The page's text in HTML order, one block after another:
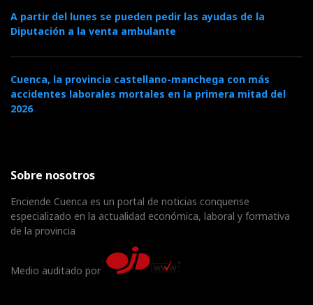
A partir del lunes se pueden pedir las ayudas de la
Diputación a la venta ambulante
Cuenca, la provincia castellano-manchega con más
accidentes laborales mortales en la primera mitad del
2026
Sobre nosotros
Enciende Cuenca es un portal de noticias conquense
especializado en la actualidad económica, laboral y formativa
de la provincia
Medio auditado por